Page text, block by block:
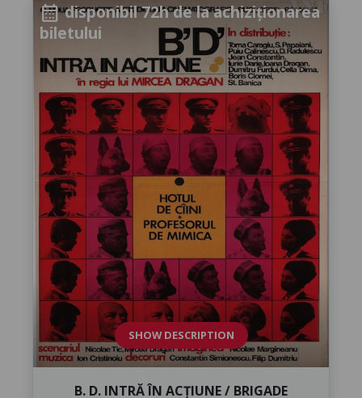
calendar_monthdisponibil 72h de la achiziționarea
biletului
SHOW DESCRIPTION
B. D. INTRĂ ÎN ACȚIUNE / BRIGADE